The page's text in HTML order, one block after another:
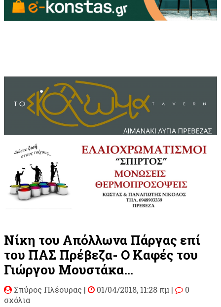
Νίκη του Απόλλωνα Πάργας επί
του ΠΑΣ Πρέβεζα- Ο Καφές του
Γιώργου Μουστάκα…
Σπύρος Πλέουρας | 01/04/2018, 11:28 πμ |
0
σχόλια